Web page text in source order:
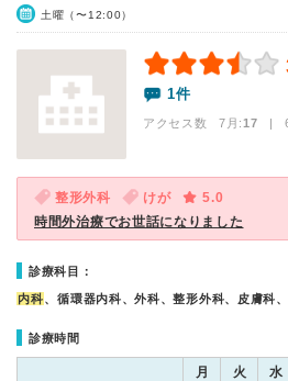
土曜（〜12:00）
1件
アクセス数 7月:17 | 6
整形外科 けが
5.0
時間外治療でお世話になりました
診療科目：
内科、循環器内科、外科、整形外科、皮膚科
診療時間
月 火 水